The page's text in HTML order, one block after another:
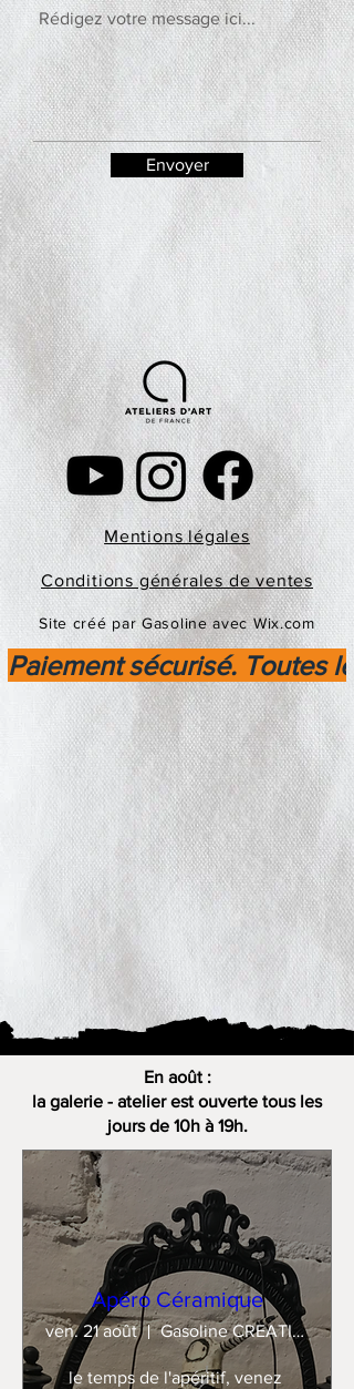
Envoyer
Mentions légales
Conditions générales de ventes
Site créé par Gasoline avec Wix.com
Paiement sécurisé. Toutes
En août :
la galerie - atelier est ouverte tous les
jours de 10h à 19h.
Apéro Céramique
ven. 21 août Gasoline CREATION
le temps de l'apéritif, venez